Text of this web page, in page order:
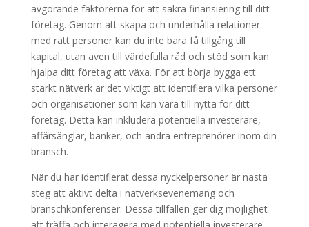
avgörande faktorerna för att säkra finansiering till ditt
företag. Genom att skapa och underhålla relationer
med rätt personer kan du inte bara få tillgång till
kapital, utan även till värdefulla råd och stöd som kan
hjälpa ditt företag att växa. För att börja bygga ett
starkt nätverk är det viktigt att identifiera vilka personer
och organisationer som kan vara till nytta för ditt
företag. Detta kan inkludera potentiella investerare,
affärsänglar, banker, och andra entreprenörer inom din
bransch.
När du har identifierat dessa nyckelpersoner är nästa
steg att aktivt delta i nätverksevenemang och
branschkonferenser. Dessa tillfällen ger dig möjlighet